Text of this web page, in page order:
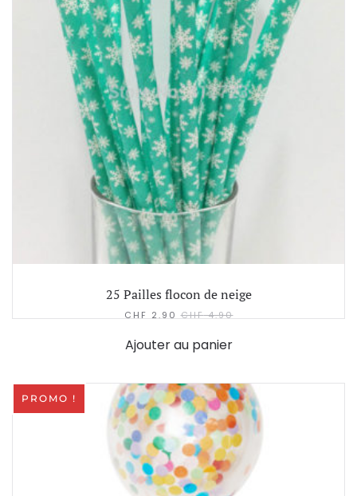
25 Pailles flocon de neige
CHF 2.90 CHF4.90
Ajouter au panier
PROMO !